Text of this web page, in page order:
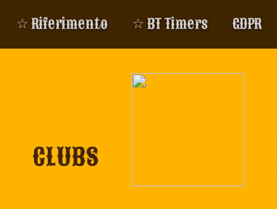
☆ Riferimento ☆ BT Timers GDPR
CLUBS